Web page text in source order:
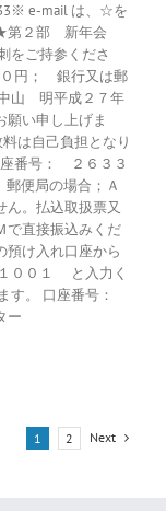
e-mail は、☆を
★第２部 新年会
をご持参くださ
円； 銀行又は郵
山 明平成２７年
願い申し上げま
は自己負担となり
番号： ２６３３
便局の場合；Ａ
ん。払込取扱票又
で直接振込みくだ
預け入れ口座から
００１ と入力く
す。 口座番号：
ー
1 2 Next